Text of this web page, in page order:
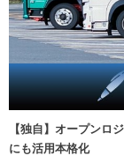
【独自】オープンロ
にも活用本格化